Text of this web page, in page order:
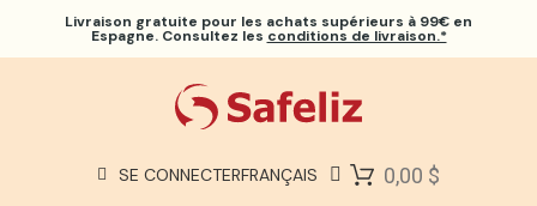
Livraison gratuite pour les achats supérieurs à 99€ en
Espagne. Consultez les conditions de livraison.*
SE CONNECTERFRANÇAIS 0,00 $